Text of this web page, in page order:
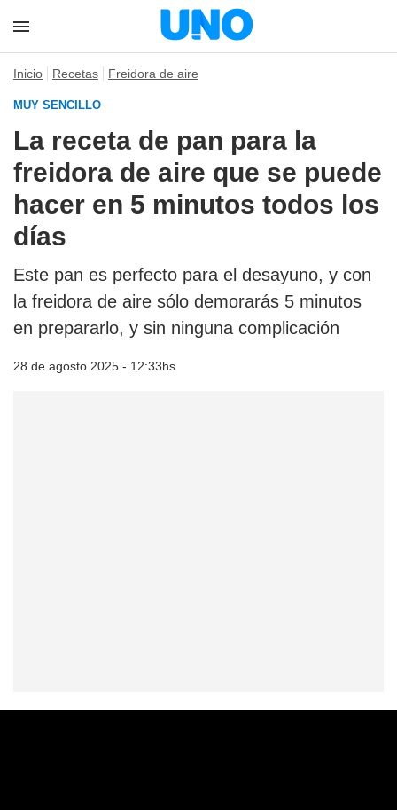
Inicio Recetas Freidora de aire
MUY SENCILLO
La receta de pan para la
freidora de aire que se puede
hacer en 5 minutos todos los
días
Este pan es perfecto para el desayuno, y con
la freidora de aire sólo demorarás 5 minutos
en prepararlo, y sin ninguna complicación
28 de agosto 2025 - 12:33hs